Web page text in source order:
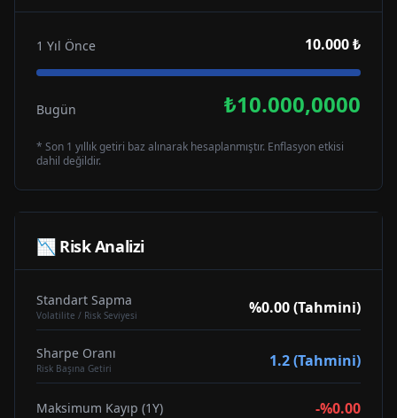
1 Yıl Önce 10.000 ₺
Bugün ₺10.000,0000
* Son 1 yıllık getiri baz alınarak hesaplanmıştır. Enflasyon etkisi
dahil değildir.
📉 Risk Analizi
Standart Sapma
Volatilite / Risk Seviyesi %0.00 (Tahmini)
Sharpe Oranı
Risk Başına Getiri 1.2 (Tahmini)
Maksimum Kayıp (1Y) -%0.00